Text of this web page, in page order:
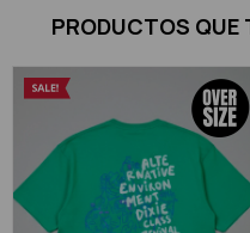
PRODUCTOS QUE